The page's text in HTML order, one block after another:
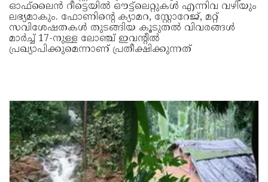
ഓഫ്‌ലൈൻ റീട്ടെയിൽ ഔട്ട്‌ലെറ്റുകൾ എന്നിവ വഴിയും
ലഭ്യമാകും. ഫോണിന്‍റെ ക്യാമറ, സ്റ്റോറേജ്, മറ്റ്
സവിശേഷതകൾ തുടങ്ങിയ കൂടുതൽ വിവരങ്ങൾ
മാർച്ച് 17-നുള്ള ലോഞ്ച് ഇവന്‍റിൽ
പ്രഖ്യാപിക്കുമെന്നാണ് പ്രതീക്ഷിക്കുന്നത്